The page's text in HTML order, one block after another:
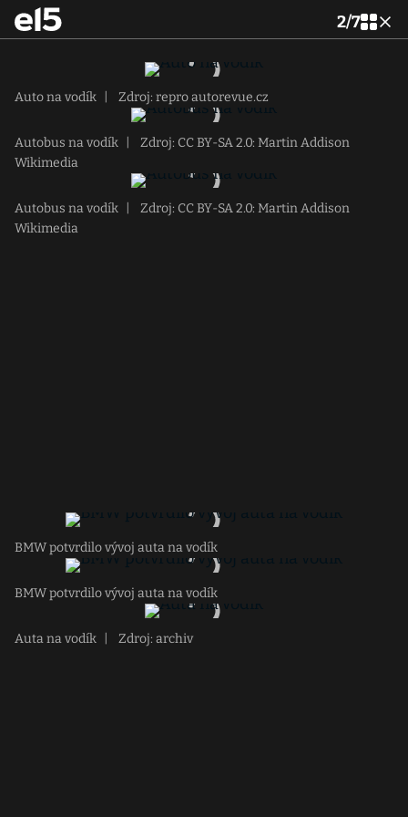
2/7
Auto na vodík Zdroj: repro autorevue.cz
Autobus na vodík
Zdroj: CC BY-SA 2.0: Martin Addison
Wikimedia
Autobus na vodík
Zdroj: CC BY-SA 2.0: Martin Addison
Wikimedia
BMW potvrdilo vývoj auta na vodík
BMW potvrdilo vývoj auta na vodík
Auta na vodík Zdroj: archiv